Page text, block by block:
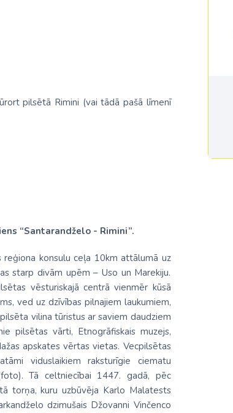
Singapūra
pilsētā Rimini (vai tādā pašā līmenī
“Santarandželo - Rimini”.
reģiona konsulu ceļa 10km attālumā uz
starp divām upēm – Uso un Marekiju.
vēsturiskajā centrā vienmēr kūsā
ved uz dzīvības pilnajiem laukumiem,
vilina tūristus ar saviem daudziem
pilsētas vārti, Etnogrāfiskais muzejs,
apskates vērtas vietas. Vecpilsētas
viduslaikiem raksturīgie ciematu
Tā celtniecībai 1447. gadā, pēc
torņa, kuru uzbūvēja Karlo Malatests
dzimušais Džovanni Vinčenco